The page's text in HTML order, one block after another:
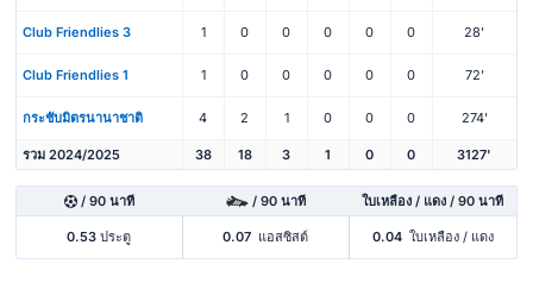
Club Friendlies 3 1 0 0 0 0 0 28'
Club Friendlies 1 1 0 0 0 0 0 72'
กระชับมิตรนานาชาติ 4 2 1 0 0 0 274'
รวม 2024/2025 38 18 3 1 0 0 3127'
/ 90 นาที / 90 นาที ใบเหลือง / แดง / 90 นาที
0.53 ประตู 0.07 แอสซิสต์ 0.04 ใบเหลือง / แดง